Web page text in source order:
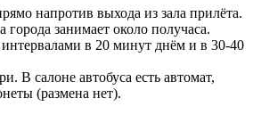
напротив выхода из зала прилёта.
занимает около получаса.
в 20 минут днём и в 30-40
В салоне автобуса есть автомат,
(размена нет).